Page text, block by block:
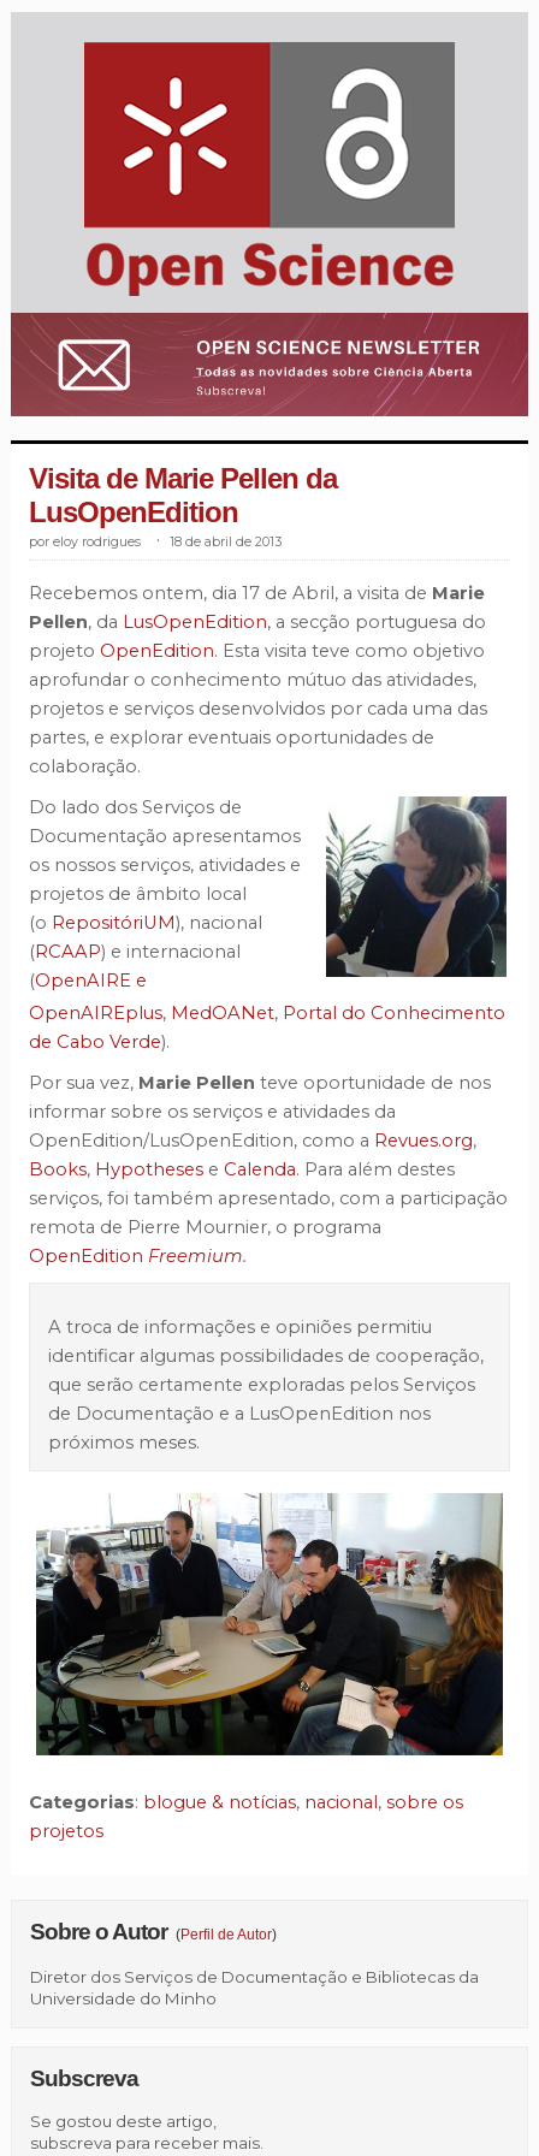
Visita de Marie Pellen da
LusOpenEdition
eloy rodrigues. 18 de abril de 2013
Recebemos ontem, dia 17 de Abril, a visita de Marie
Pellen, da LusOpenEdition, a secção portuguesa do
projeto OpenEdition. Esta visita teve como objetivo
aprofundar o conhecimento mútuo das atividades,
projetos e serviços desenvolvidos por cada uma das
partes, e explorar eventuais oportunidades de
colaboração.
Do lado dos Serviços de
Documentação apresentamos
os nossos serviços, atividades e
projetos de âmbito local
(o RepositóriUM), nacional
(RCAAP) e internacional
(OpenAIRE e
OpenAIREplus, MedOANet, Portal do Conhecimento
de Cabo Verde).
Por sua vez, Marie Pellen teve oportunidade de nos
informar sobre os serviços e atividades da
OpenEdition/LusOpenEdition, como a Revues.org,
Books, Hypothesese Calenda. Para além destes
serviços, foi também apresentado, com a participação
remota de Pierre Mournier, o programa
OpenEdition Freemium.
A troca de informações e opiniões permitiu
identificar algumas possibilidades de cooperação,
que serão certamente exploradas pelos Serviços
de Documentação e a LusOpenEdition nos
próximos meses.
Categorias: blogue & notícias, nacional, sobre os
projetos
Sobre o Autor (Perfil de Autor)
Diretor dos Serviços de Documentação e Bibliotecas da
Universidade do Minho
Subscreva
Se gostou deste artigo,
subscreva para receber mais.